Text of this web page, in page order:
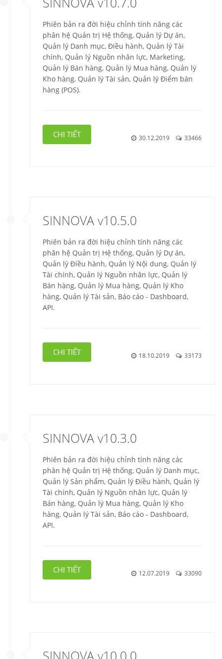
Phiên bản ra đời hiệu chỉnh tính năng các
phân hệ Quản trị Hệ thống, Quản lý Dự án,
Quản lý Danh mục, Điều hành, Quản lý Tài
chính, Quản lý Nguồn nhân lực, Marketing,
Quản lý Bán hàng, Quản lý Mua hàng, Quản lý
Kho hàng, Quản lý Tài sản, Quản lý Điểm bán
hàng (POS).
CHI TIẾT 30.12.2019 33466
SINNOVA v10.5.0
Phiên bản ra đời hiệu chỉnh tính năng các
phân hệ Quản trị Hệ thống, Quản lý Dự án,
Quản lý Điều hành, Quản lý Nội dung, Quản lý
Tài chính, Quản lý Nguồn nhân lực, Quản lý
Bán hàng, Quản lý Mua hàng, Quản lý Kho
hàng, Quản lý Tài sản, Báo cáo - Dashboard,
API.
CHI TIẾT 18.10.2019 33173
SINNOVA v10.3.0
Phiên bản ra đời hiệu chỉnh tính năng các
phân hệ Quản trị Hệ thống, Quản lý Danh mục,
Quản lý Sản phẩm, Quản lý Điều hành, Quản lý
Tài chính, Quản lý Nguồn nhân lực, Quản lý
Bán hàng, Quản lý Mua hàng, Quản lý Kho
hàng, Quản lý Tài sản, Báo cáo - Dashboard,
API.
CHI TIẾT 12.07.2019 33090
SINNOVA v10.0.0